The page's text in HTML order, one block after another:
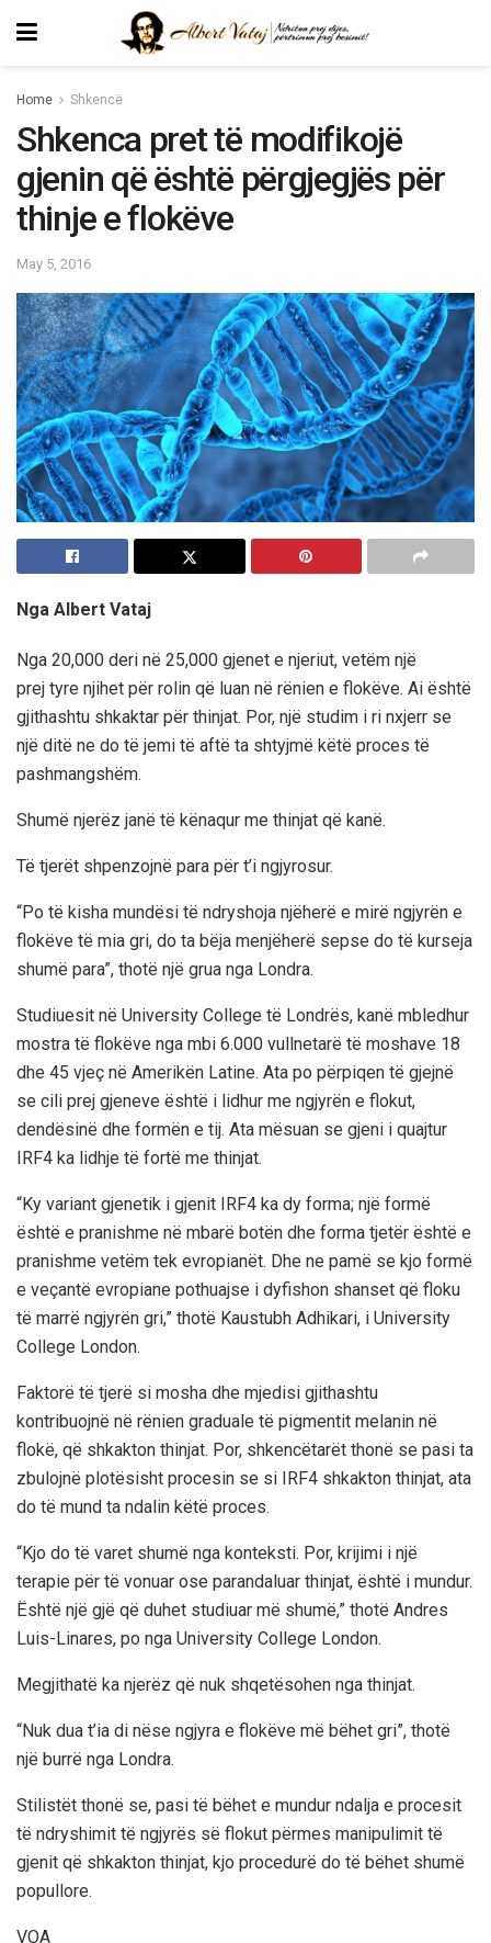
Home Shkencë
Shkenca pret të modifikojë
gjenin që është përgjegjës për
thinje e flokëve
May 5, 2016
Nga Albert Vataj
Nga 20,000 deri në 25,000 gjenet e njeriut, vetëm një
prej tyre njihet për rolin që luan në rënien e flokëve. Ai është
gjithashtu shkaktar për thinjat. Por, një studim i ri nxjerr se
një ditë ne do të jemi të aftë ta shtyjmë këtë proces të
pashmangshëm.
Shumë njerëz janë të kënaqur me thinjat që kanë.
Të tjerët shpenzojnë para për t’i ngjyrosur.
“Po të kisha mundësi të ndryshoja njëherë e mirë ngjyrën e
flokëve të mia gri, do ta bëja menjëherë sepse do të kurseja
shumë para”, thotë një grua nga Londra.
Studiuesit në University College të Londrës, kanë mbledhur
mostra të flokëve nga mbi 6.000 vullnetarë të moshave 18
dhe 45 vjeç në Amerikën Latine. Ata po përpiqen të gjejnë
se cili prej gjeneve është i lidhur me ngjyrën e flokut,
dendësinë dhe formën e tij. Ata mësuan se gjeni i quajtur
IRF4 ka lidhje të fortë me thinjat.
“Ky variant gjenetik i gjenit IRF4 ka dy forma; një formë
është e pranishme në mbarë botën dhe forma tjetër është e
pranishme vetëm tek evropianët. Dhe ne pamë se kjo formë
e veçantë evropiane pothuajse i dyfishon shanset që floku
të marrë ngjyrën gri,” thotë Kaustubh Adhikari, i University
College London.
Faktorë të tjerë si mosha dhe mjedisi gjithashtu
kontribuojnë në rënien graduale të pigmentit melanin në
flokë, që shkakton thinjat. Por, shkencëtarët thonë se pasi ta
zbulojnë plotësisht procesin se si IRF4 shkakton thinjat, ata
do të mund ta ndalin këtë proces.
“Kjo do të varet shumë nga konteksti. Por, krijimi i një
terapie për të vonuar ose parandaluar thinjat, është i mundur.
Është një gjë që duhet studiuar më shumë,” thotë Andres
Luis-Linares, po nga University College London​.
Megjithatë ka njerëz që nuk shqetësohen nga thinjat.
“Nuk dua t’ia di nëse ngjyra e flokëve më bëhet gri”, thotë
një burrë nga Londra.
Stilistët thonë se, pasi të bëhet e mundur ndalja e procesit
të ndryshimit të ngjyrës së flokut përmes manipulimit të
gjenit që shkakton thinjat, kjo procedurë do të bëhet shumë
popullore.
VOA